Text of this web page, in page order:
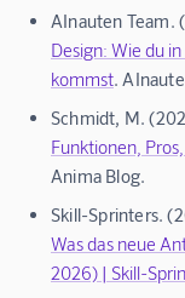
AInauten Team.
Design: Wie du
kommst .
Schmidt, M.
Funktionen,
Anima Blog.
Skill-Sprinters.
Was das neue
2026) | Skill-